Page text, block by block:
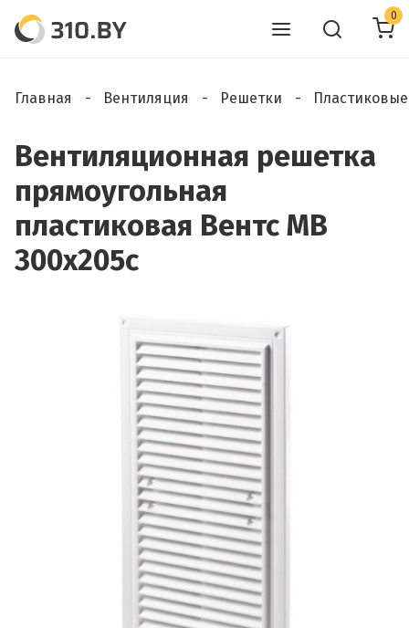
0
Главная Вентиляция Решетки
Вентиляционная решетка
прямоугольная
пластиковая Вентс МВ
300х205с